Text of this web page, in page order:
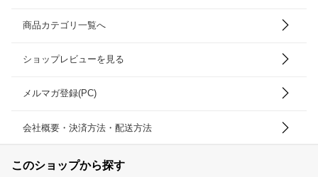
商品カテゴリ一覧へ
ショップレビューを見る
メルマガ登録(PC)
会社概要・決済方法・配送方法
このショップから探す